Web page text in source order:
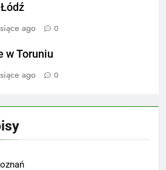
ago 0
w Toruniu
ago 0